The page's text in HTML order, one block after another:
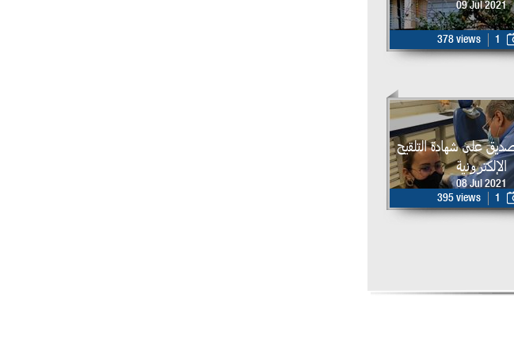
09 Jul 2021
378 views 1
على شهادة التلقيح
الإلكترونية
08 Jul 2021
395 views
1